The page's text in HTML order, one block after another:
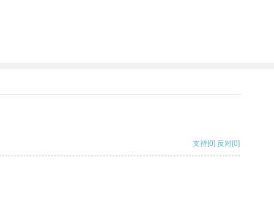
支持[0] 反对[0]